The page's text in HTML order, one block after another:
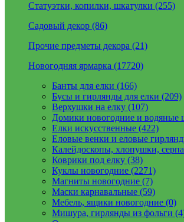
Статуэтки, копилки, шкатулки (255)
Садовый декор (86)
Прочие предметы декора (21)
Новогодняя ярмарка (17720)
Банты для елки (166)
Бусы и гирлянды для елки (209)
Верхушки на елку (107)
Домики новогодние и водяные
Елки искусственные (422)
Еловые венки и еловые
Калейдоскопы, хлопушки,
Коврики под елку (38)
Куклы новогодние (2271)
Магниты новогодние (7)
Маски карнавальные (59)
Мебель, ящики новогодние (0)
Мишура, гирлянды из фольги